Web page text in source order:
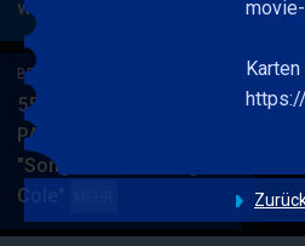
wunderbare Musik
BERRY
BAND
BERRY BLUE & BAND
55. JAZZ Matinee in den
PARKSIDE STUDIOS
"Songs von Nat King
Cole"
BLUE
Karten